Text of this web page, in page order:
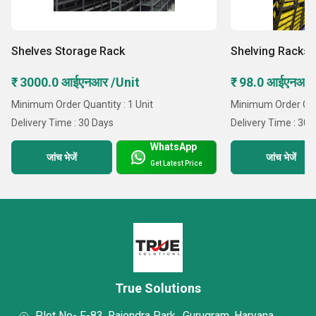
Shelves Storage Rack
₹ 3000.0 आईएनआर /Unit
Minimum Order Quantity : 1 Unit
Delivery Time : 30 Days
जांच भेजें
WhatsApp
Get Latest Price
Shelving Racks
₹ 98.0
Minimum Order
Delivery Time : 30
जांच भेजें
True Solutions